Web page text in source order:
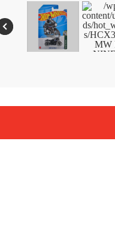
プライバシーポリシー